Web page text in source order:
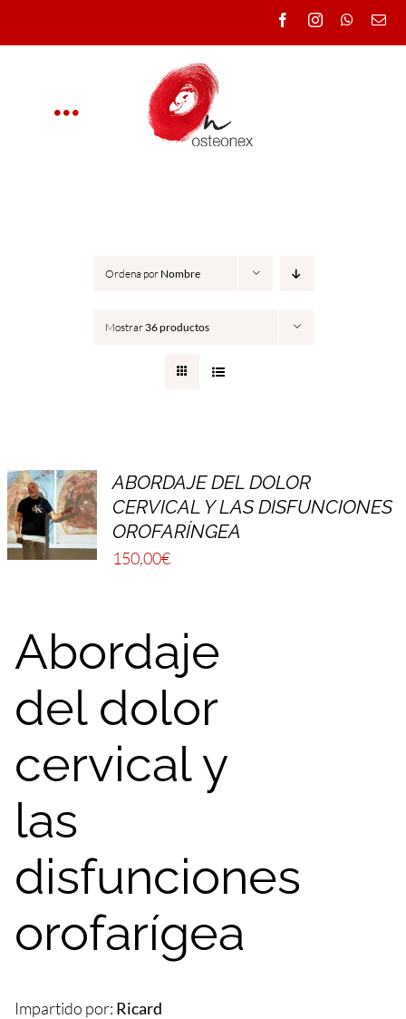
al
CONTACTO
Ordena por Nombre
Mostrar36 productos
ABORDAJE DEL DOLOR
CERVICAL Y LAS DISFUNCIONES
OROFARÍNGEA
150,00€
Abordaje
del dolor
cervical y
las
disfunciones
orofarígea
Impartido por: Ricard